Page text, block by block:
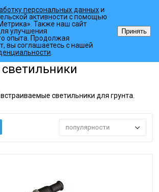
Каталог товаров • Наружное освещение
светильники для грунта.
популярности
персональных данныхи
активности с помощью
Также наш сайт
улучшения
опыта. Продолжая
вы соглашаетесь с нашей
Принять